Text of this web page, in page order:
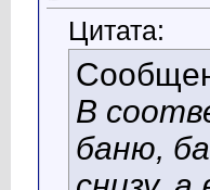
Цитата:
В
баню,